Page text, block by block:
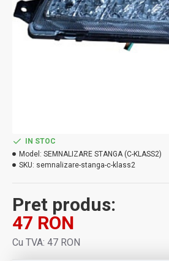
Pret produs:
47 RON
Cu TVA: 47 RON
IN STOC
Model: SEMNALIZARE STANGA (C-KLASS2)
SKU: semnalizare-stanga-c-klass2